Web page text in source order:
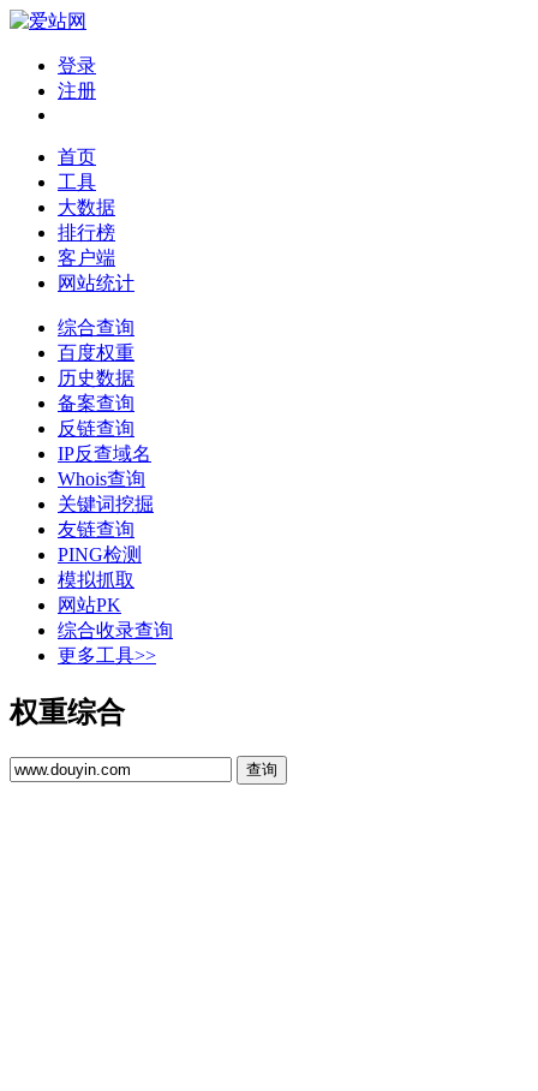
登录
注册
首页
工具
大数据
排行榜
客户端
网站统计
综合查询
百度权重
历史数据
备案查询
反链查询
IP反查域名
Whois查询
关键词挖掘
友链查询
PING检测
模拟抓取
网站PK
综合收录查询
更多工具>>
权重综合